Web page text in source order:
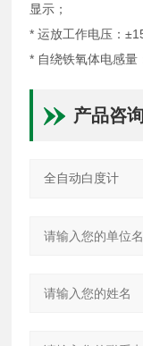
显示；
* 运放工作电压：
* 自绕铁氧体电感量
产品咨询